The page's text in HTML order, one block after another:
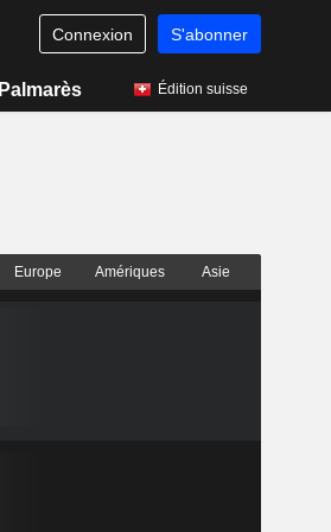
Connexion S'abonner
Palmarès Édition suisse
Europe Amériques Asie